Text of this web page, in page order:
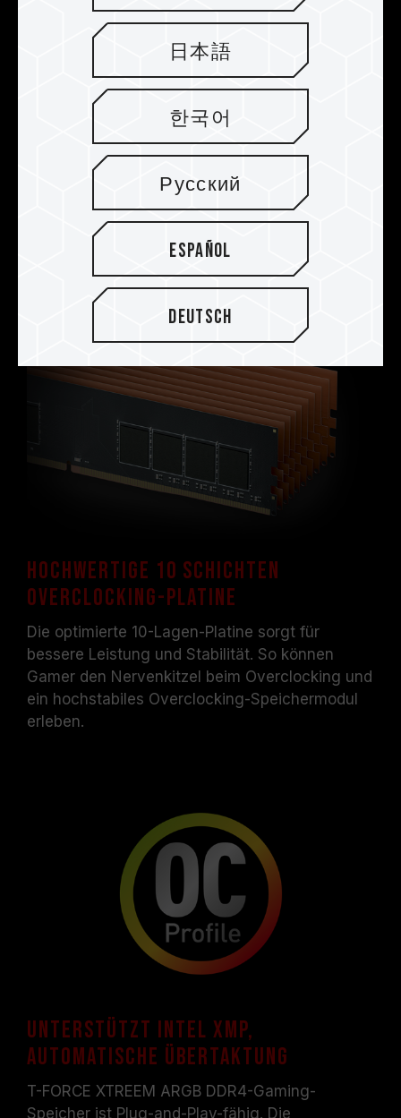
Ausgewählte IC-Chips, stabil und
langlebig
Die IC-Chips für TEAMGROUP T-FORCE XTREEM
ARGB DDR4 Gaming-Speicher werden in einem
strengen Testverfahren ausgewählt. Jeder von
ihnen wird auf vollständige Kompatibilität und
Stabilität getestet. Dies bietet Gamern einen
DDR4-Gaming-Speicher mit ausgezeichneter
Qualität, optimaler Leistung, Stabilität und
Hochwertige 10 Schichten
Overclocking-Platine
Die optimierte 10-Lagen-Platine sorgt für
bessere Leistung und Stabilität. So können
Gamer den Nervenkitzel beim Overclocking und
ein hochstabiles Overclocking-Speichermodul
erleben.
Unterstützt Intel XMP,
automatische Übertaktung
T-FORCE XTREEM ARGB DDR4-Gaming-
Speicher ist Plug-and-Play-fähig. Die
日本語
한국어
Русский
Español
Deutsch